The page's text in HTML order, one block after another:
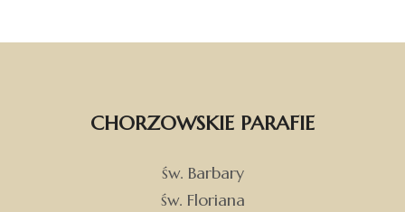
CHORZOWSKIE PARAFIE
św. Barbary
św. Floriana